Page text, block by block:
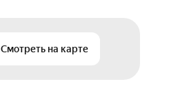
Смотреть на карте